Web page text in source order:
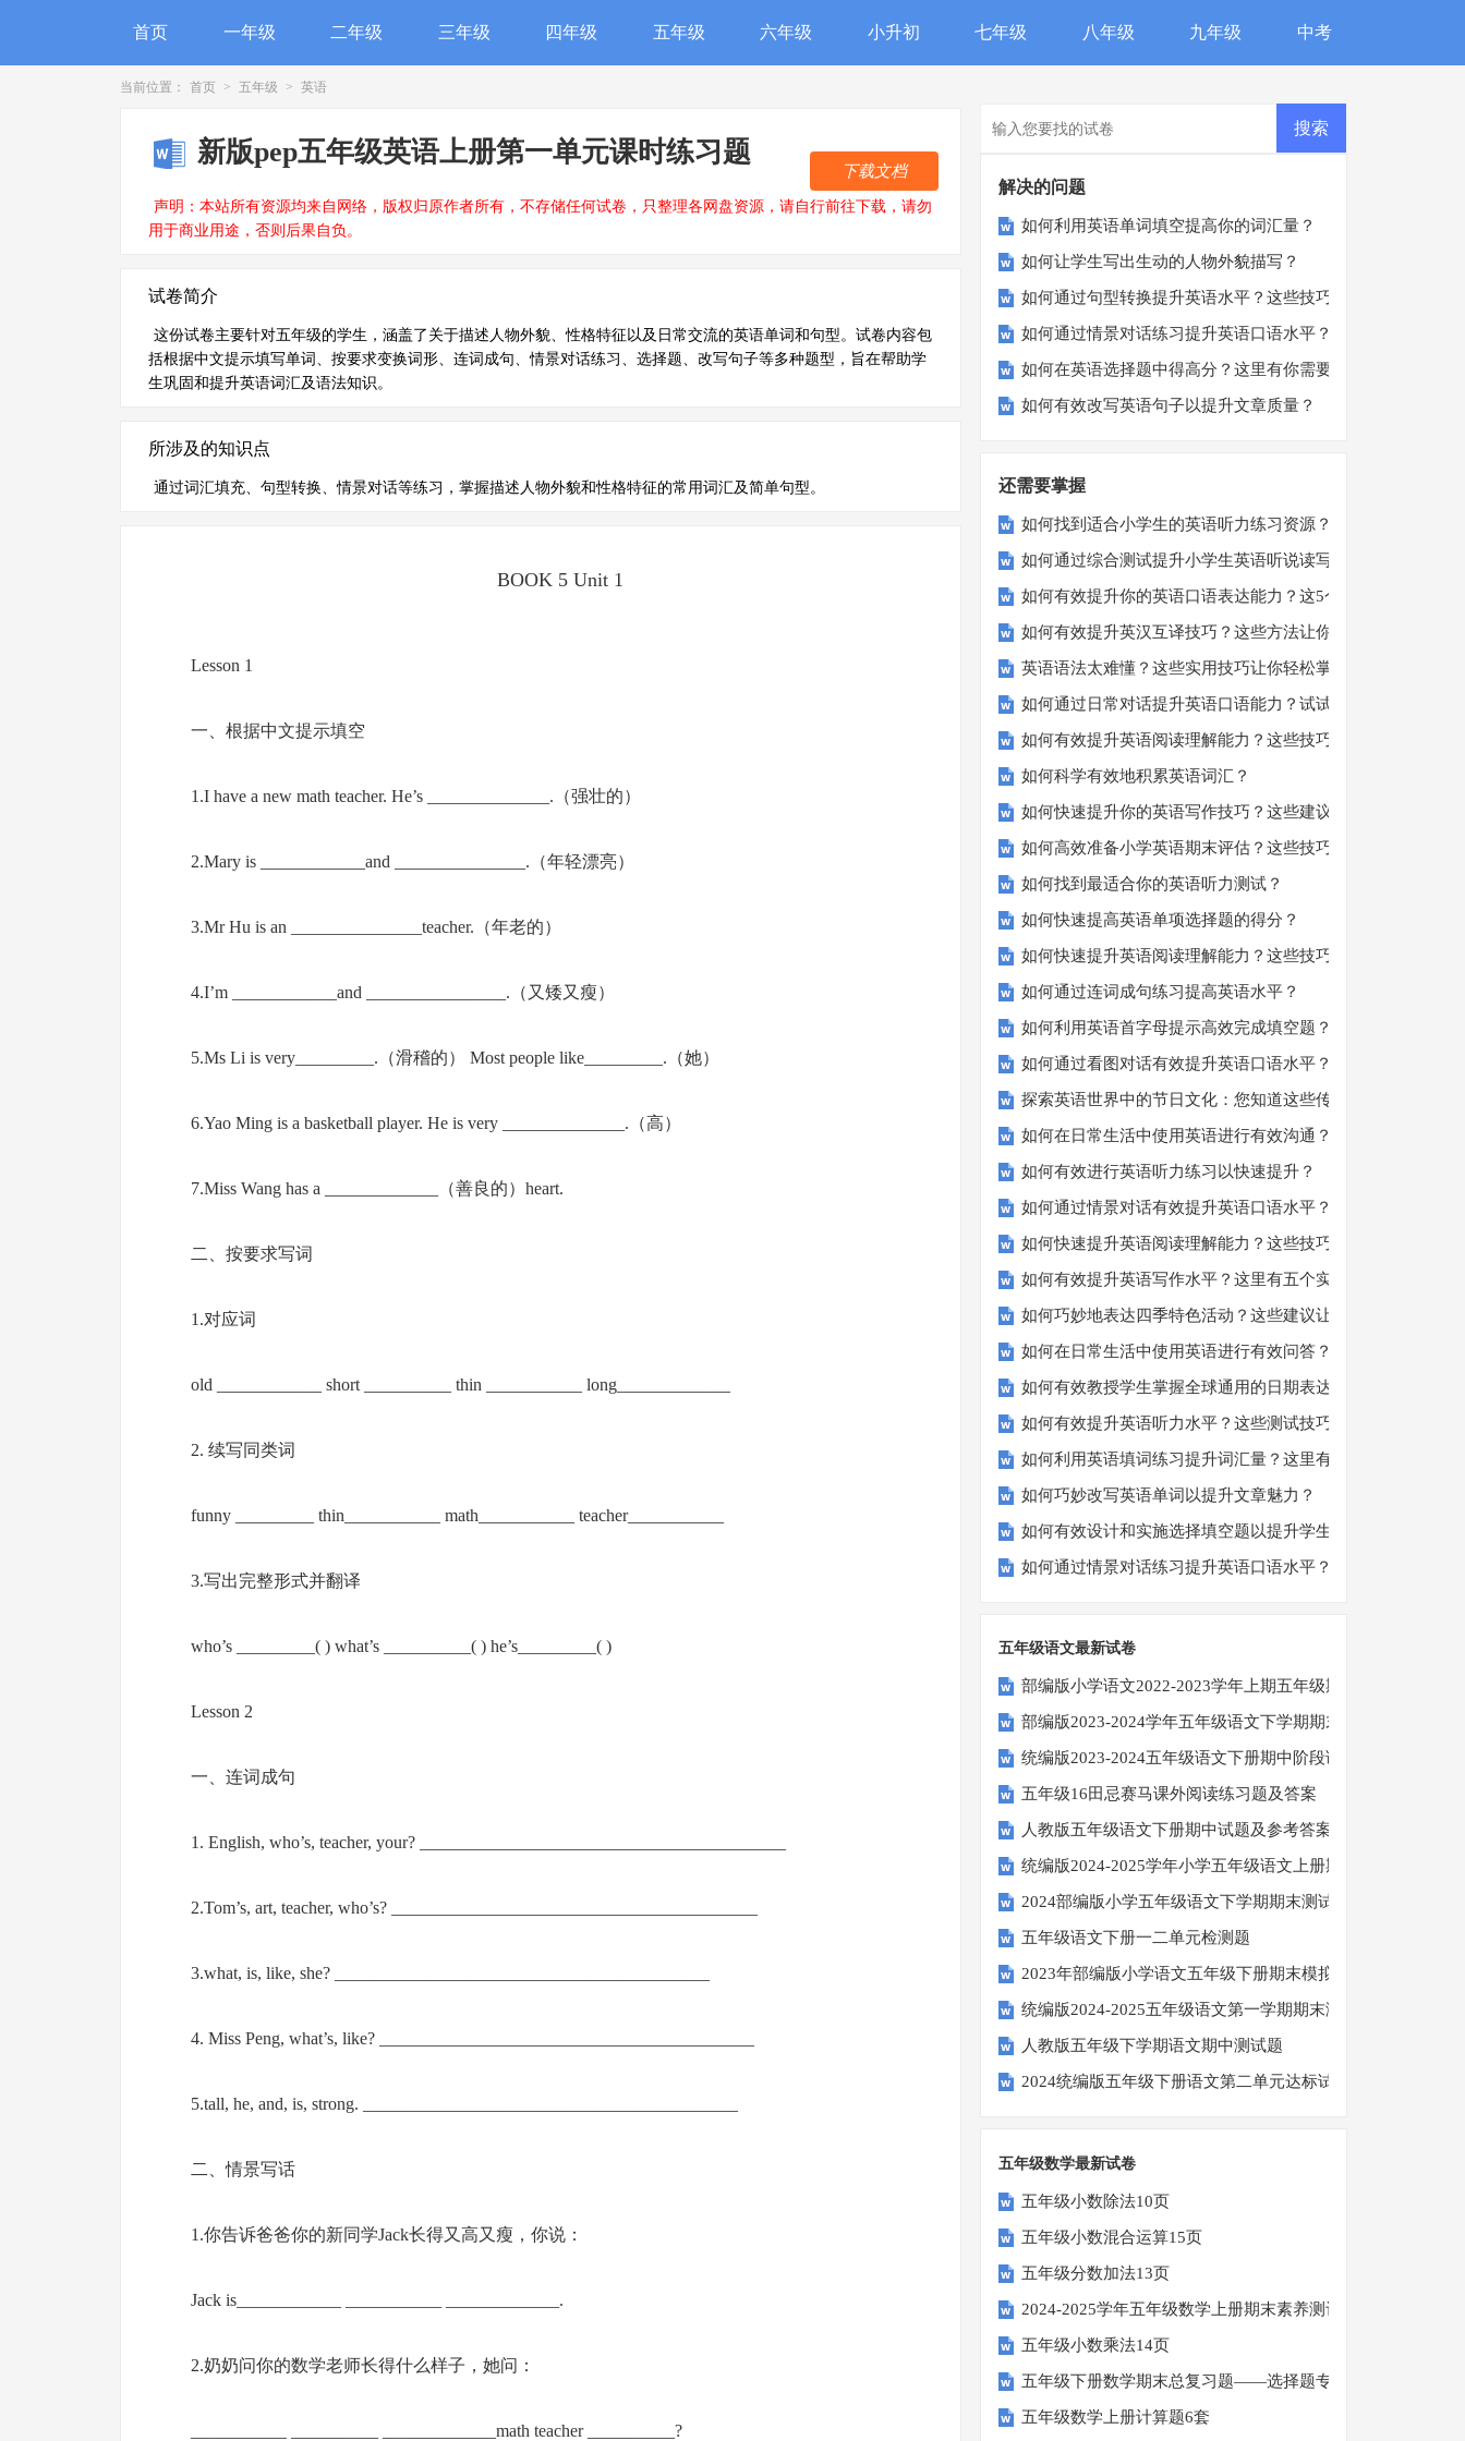
首页 一年级 二年级 三年级 四年级 五年级 六年级 小升初 七年级 八年级 九年级 中考
当前位置： 首页 > 五年级 > 英语
新版pep五年级英语上册第一单元课时练习题
声明：本站所有资源均来自网络，版权归原作者所有，不存储任何试卷，只整理各网盘资源，请自行前往下载，请勿
用于商业用途，否则后果自负。
下载文档
试卷简介
这份试卷主要针对五年级的学生，涵盖了关于描述人物外貌、性格特征以及日常交流的英语单词和句型。试卷内容包
括根据中文提示填写单词、按要求变换词形、连词成句、情景对话练习、选择题、改写句子等多种题型，旨在帮助学
生巩固和提升英语词汇及语法知识。
所涉及的知识点
通过词汇填充、句型转换、情景对话等练习，掌握描述人物外貌和性格特征的常用词汇及简单句型。
BOOK 5 Unit 1
Lesson 1
一、根据中文提示填空
1.I have a new math teacher. He’s ______________.（强壮的）
2.Mary is ____________and _______________.（年轻漂亮）
3.Mr Hu is an _______________teacher.（年老的）
4.I’m ____________and ________________.（又矮又瘦）
5.Ms Li is very_________.（滑稽的） Most people like_________.（她）
6.Yao Ming is a basketball player. He is very ______________.（高）
7.Miss Wang has a _____________（善良的）heart.
二、按要求写词
1.对应词
old ____________ short __________ thin ___________ long_____________
2. 续写同类词
funny _________ thin___________ math___________ teacher___________
3.写出完整形式并翻译
who’s _________( ) what’s __________( ) he’s_________( )
Lesson 2
一、连词成句
1. English, who’s, teacher, your? __________________________________________
2.Tom’s, art, teacher, who’s? __________________________________________
3.what, is, like, she? ___________________________________________
4. Miss Peng, what’s, like? ___________________________________________
5.tall, he, and, is, strong. ___________________________________________
二、情景写话
1.你告诉爸爸你的新同学Jack长得又高又瘦，你说：
Jack is____________ ___________ _____________.
2.奶奶问你的数学老师长得什么样子，她问：
___________ __________ _____________math teacher __________?
解决的问题
如何利用英语单词填空提高你的词汇量？
如何让学生写出生动的人物外貌描写？
如何通过句型转换提升英语水平？这些技巧助你一臂之力
如何通过情景对话练习提升英语口语水平？
如何在英语选择题中得高分？这里有你需要的所有技巧！
如何有效改写英语句子以提升文章质量？
还需要掌握
如何找到适合小学生的英语听力练习资源？
如何通过综合测试提升小学生英语听说读写技能？
如何有效提升你的英语口语表达能力？这5个技巧让你说一口
如何有效提升英汉互译技巧？这些方法让你翻译更精准！
英语语法太难懂？这些实用技巧让你轻松掌握！
如何通过日常对话提升英语口语能力？试试这5个方法！
如何有效提升英语阅读理解能力？这些技巧让你事半功倍！
如何科学有效地积累英语词汇？
如何快速提升你的英语写作技巧？这些建议助你一臂之力
如何高效准备小学英语期末评估？这些技巧助你轻松过关！
如何找到最适合你的英语听力测试？
如何快速提高英语单项选择题的得分？
如何快速提升英语阅读理解能力？这些技巧你必须知道！
如何通过连词成句练习提高英语水平？
如何利用英语首字母提示高效完成填空题？
如何通过看图对话有效提升英语口语水平？
探索英语世界中的节日文化：您知道这些传统吗？
如何在日常生活中使用英语进行有效沟通？——实用英语口
如何有效进行英语听力练习以快速提升？
如何通过情景对话有效提升英语口语水平？
如何快速提升英语阅读理解能力？这些技巧你必须知道！
如何有效提升英语写作水平？这里有五个实用建议！
如何巧妙地表达四季特色活动？这些建议让您的活动更加丰
如何在日常生活中使用英语进行有效问答？——实用技巧分享
如何有效教授学生掌握全球通用的日期表达？
如何有效提升英语听力水平？这些测试技巧要知道！
如何利用英语填词练习提升词汇量？这里有5个高效方法值得
如何巧妙改写英语单词以提升文章魅力？
如何有效设计和实施选择填空题以提升学生学习效果？
如何通过情景对话练习提升英语口语水平？
五年级语文最新试卷
部编版小学语文2022-2023学年上期五年级期末试题
部编版2023-2024学年五年级语文下学期期末考前质量冲刺卷
统编版2023-2024五年级语文下册期中阶段调研卷
五年级16田忌赛马课外阅读练习题及答案
人教版五年级语文下册期中试题及参考答案
统编版2024-2025学年小学五年级语文上册期中试卷
2024部编版小学五年级语文下学期期末测试卷
五年级语文下册一二单元检测题
2023年部编版小学语文五年级下册期末模拟题
统编版2024-2025五年级语文第一学期期末测试卷
人教版五年级下学期语文期中测试题
2024统编版五年级下册语文第二单元达标试题
五年级数学最新试卷
五年级小数除法10页
五年级小数混合运算15页
五年级分数加法13页
2024-2025学年五年级数学上册期末素养测评卷（考试版A4
五年级小数乘法14页
五年级下册数学期末总复习题——选择题专项练习
五年级数学上册计算题6套